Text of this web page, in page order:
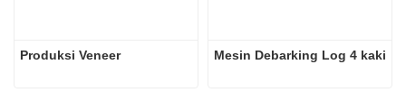
Produksi Veneer Mesin Debarking Log 4 kaki